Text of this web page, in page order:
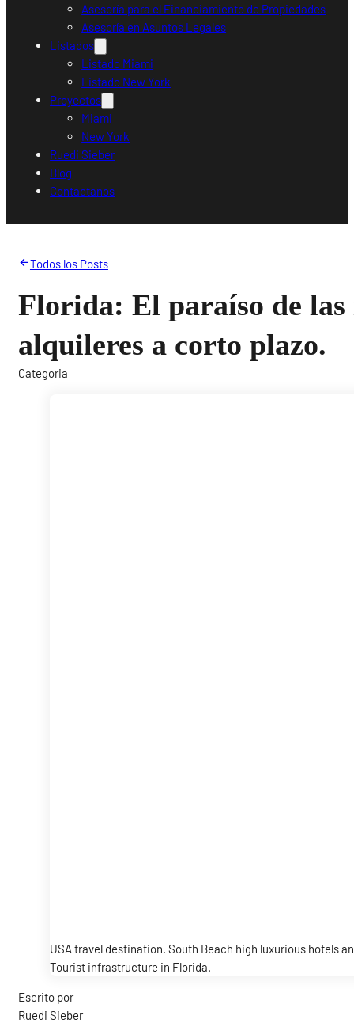
Asesoría para el Financiamiento de Propiedades
Asesoría en Asuntos Legales
Listados
Listado Miami
Listado New York
Proyectos
Miami
New York
Ruedi Sieber
Blog
Contáctanos
Todos los Posts
Florida: El paraíso de las
alquileres a corto plazo.
Categoria
USA travel destination. South Beach high luxurious hotels
Tourist infrastructure in Florida.
Escrito por
Ruedi Sieber